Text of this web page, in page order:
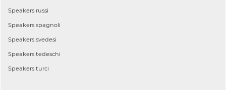
Speakers russi
Speakers spagnoli
Speakers svedesi
Speakers tedeschi
Speakers turci